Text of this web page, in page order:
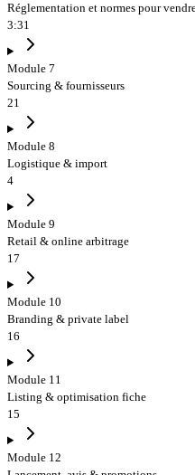
Réglementation et normes pour
3:31
Module 7
Sourcing & fournisseurs
21
Module 8
Logistique & import
4
Module 9
Retail & online arbitrage
17
Module 10
Branding & private label
16
Module 11
Listing & optimisation fiche
15
Module 12